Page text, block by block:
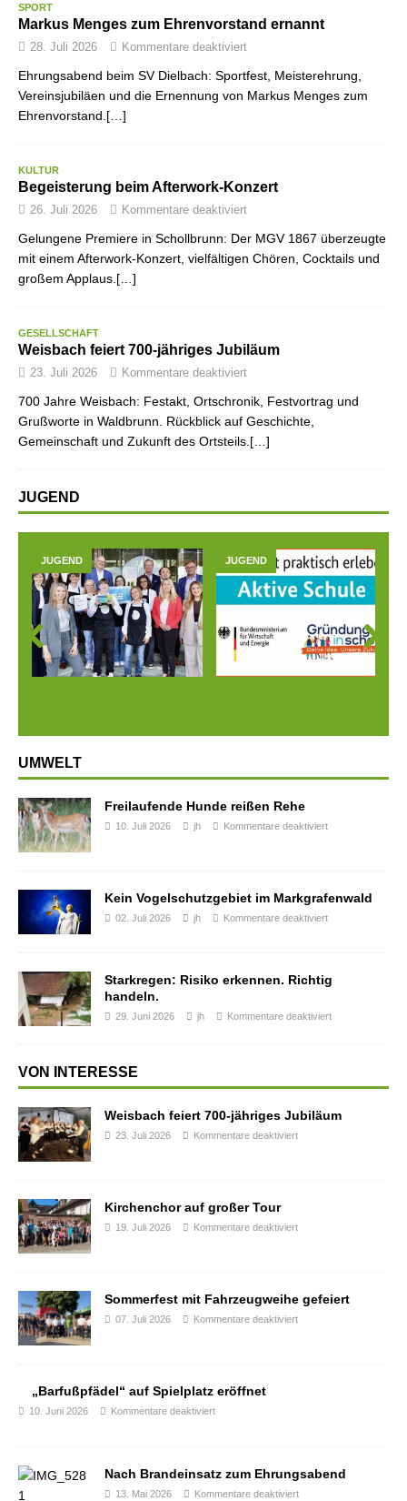
SPORT
Markus Menges zum Ehrenvorstand ernannt
28. Juli 2026 Kommentare deaktiviert
Ehrungsabend beim SV Dielbach: Sportfest, Meisterehrung,
Vereinsjubiläen und die Ernennung von Markus Menges zum
Ehrenvorstand.[…]
KULTUR
Begeisterung beim Afterwork-Konzert
26. Juli 2026 Kommentare deaktiviert
Gelungene Premiere in Schollbrunn: Der MGV 1867 überzeugte
mit einem Afterwork-Konzert, vielfältigen Chören, Cocktails und
großem Applaus.[…]
GESELLSCHAFT
Weisbach feiert 700-jähriges Jubiläum
23. Juli 2026 Kommentare deaktiviert
700 Jahre Weisbach: Festakt, Ortschronik, Festvortrag und
Grußworte in Waldbrunn. Rückblick auf Geschichte,
Gemeinschaft und Zukunft des Ortsteils.[…]
JUGEND
JUGEND JUGEND
Prev
UMWELT
Freilaufende Hunde reißen Rehe
10. Juli 2026 jh Kommentare deaktiviert
Kein Vogelschutzgebiet im Markgrafenwald
02. Juli 2026 jh Kommentare deaktiviert
Starkregen: Risiko erkennen. Richtig
handeln.
29. Juni 2026 jh Kommentare deaktiviert
VON INTERESSE
Weisbach feiert 700-jähriges Jubiläum
23. Juli 2026 Kommentare deaktiviert
Kirchenchor auf großer Tour
19. Juli 2026 Kommentare deaktiviert
Sommerfest mit Fahrzeugweihe gefeiert
07. Juli 2026 Kommentare deaktiviert
„Barfußpfädel“ auf Spielplatz eröffnet
10. Juni 2026 Kommentare deaktiviert
Nach Brandeinsatz zum Ehrungsabend
13. Mai 2026 Kommentare deaktiviert